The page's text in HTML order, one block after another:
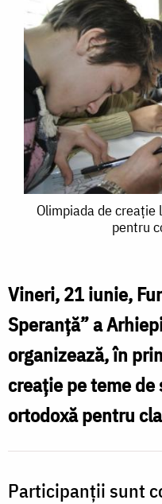
Olimpiada
literar-
spirituală,
în
premieră,
pentru
copii
defavorizați
Olimpiada de
pentru
Vineri, 21 iunie,
Speranță” a
organizează, în
creație pe teme
ortodoxă pentru
Participanții sunt